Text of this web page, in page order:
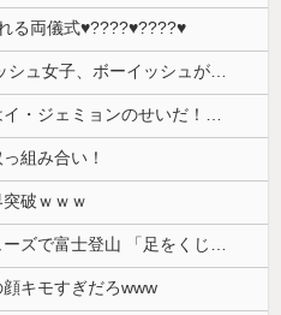
る両儀式♥️????♥️????♥️
【神乳】 脱いだら凄いボーイッシュ女子、ボーイッシュがどうでも良くなる ”お○ぱい” がこちらｗｗｗｗｗ
韓国人「株でお金を失ったのはイ・ジェミョンのせいだ！」として支持率が右肩下がりに……まあ、本当にその側面があるので救えないんですが
組み合い！
破ｗｗｗ
ドイツ人男性がランニングシューズで富士登山 「足をくじいて動けない」
顔キモすぎだろwww